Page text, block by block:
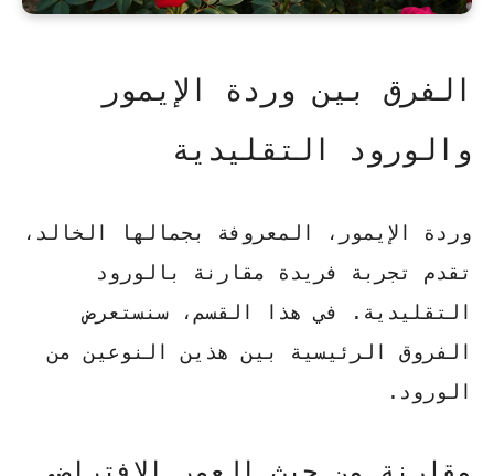
الفرق بين وردة الإيمور
والورود التقليدية
وردة الإيمور، المعروفة بجمالها الخالد،
تقدم تجربة فريدة مقارنة بالورود
التقليدية. في هذا القسم، سنستعرض
الفروق الرئيسية بين هذين النوعين من
الورود.